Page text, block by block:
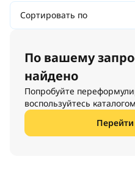
Сортировать по
По вашему
найдено
Попробуйте
воспользуйтесь каталогом
Перейти